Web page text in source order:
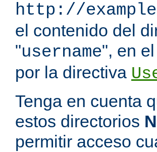
http://
el contenido del
"username", en
por la directiva
Tenga en cuenta
estos directorios
permitir acceso